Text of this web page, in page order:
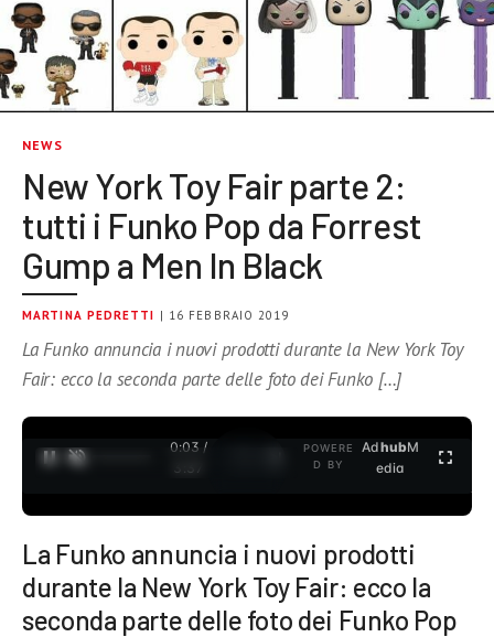
NEWS
New York Toy Fair parte 2:
tutti i Funko Pop da Forrest
Gump a Men In Black
MARTINA PEDRETTI | 16 FEBBRAIO 2019
La Funko annuncia i nuovi prodotti durante la New York Toy
Fair: ecco la seconda parte delle foto dei Funko […]
0:04 /
3:37
POWERE
D BY
AdhubM
edia
La Funko annuncia i nuovi prodotti
durante la New York Toy Fair: ecco la
seconda parte delle foto dei Funko Pop